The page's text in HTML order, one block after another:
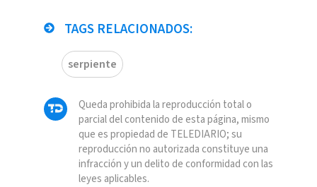
TAGS RELACIONADOS:
serpiente
Queda prohibida la reproducción total o
parcial del contenido de esta página, mismo
que es propiedad de TELEDIARIO; su
reproducción no autorizada constituye una
infracción y un delito de conformidad con las
leyes aplicables.